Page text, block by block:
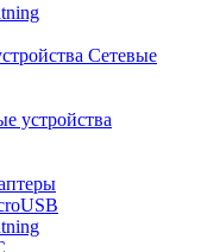
Сетевые
устройства